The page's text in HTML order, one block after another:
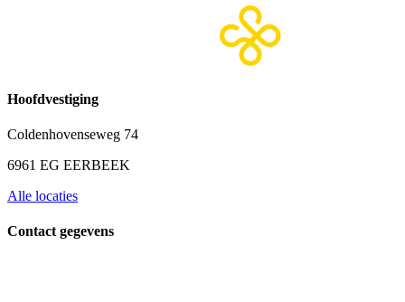
Hoofdvestiging
Coldenhovenseweg 74
6961 EG EERBEEK
Alle locaties
Contact gegevens